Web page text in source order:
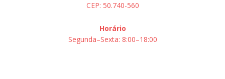
CEP: 50.740-560
Horário
Segunda–Sexta: 8:00–18:00